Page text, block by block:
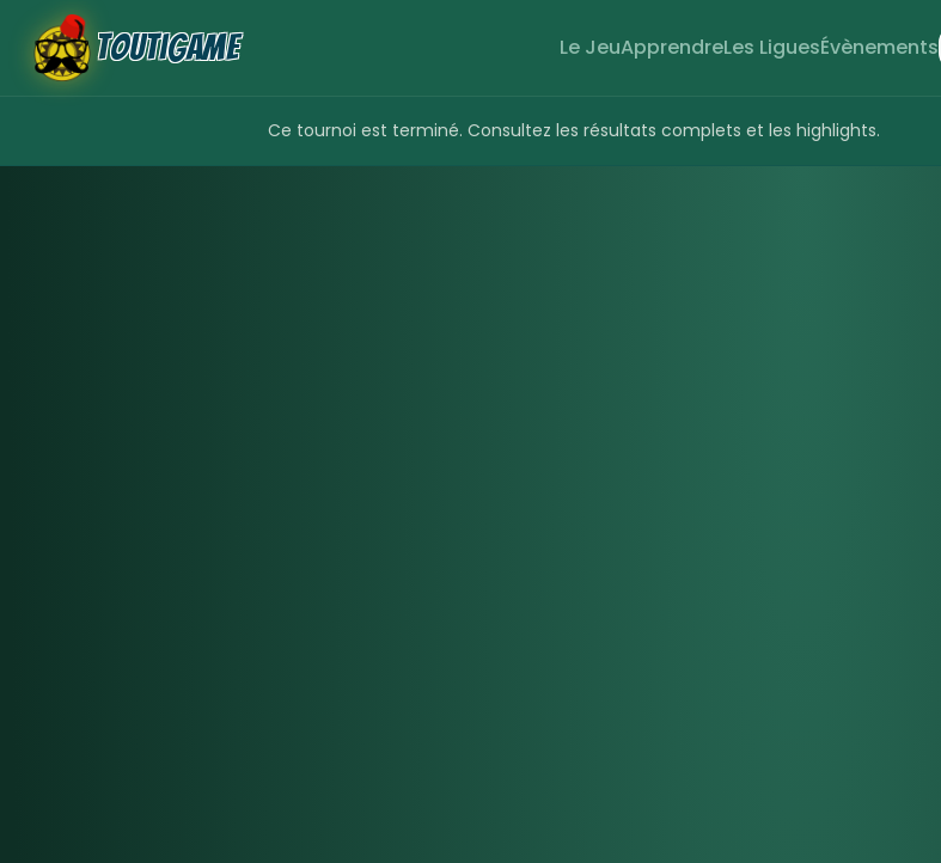
ToutiGame Le JeuApprendreLes LiguesÉvènements
Ce tournoi est terminé. Consultez les résultats complets et les highlights.